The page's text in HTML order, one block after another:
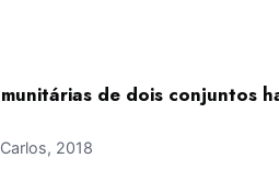
de dois conjuntos
2018